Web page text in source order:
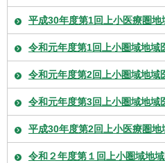
平成30年度第1回上小医療圏
令和元年度第1回上小圏域地域
令和元年度第2回上小圏域地域
令和元年度第3回上小圏域地域
平成30年度第2回上小医療圏
令和２年度第１回上小圏域地